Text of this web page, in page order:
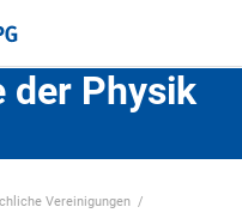
der Physik
Vereinigungen